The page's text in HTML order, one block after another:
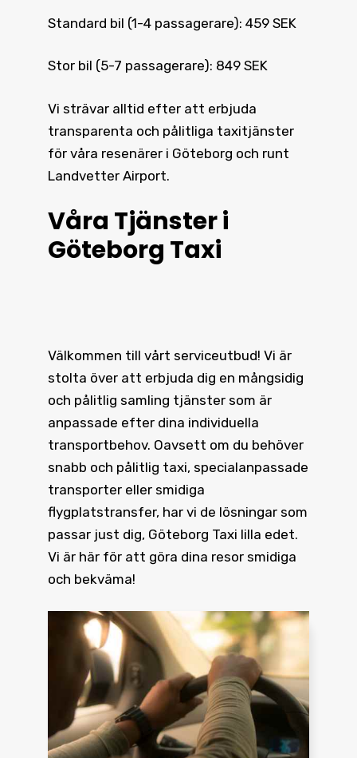
Standard bil (1-4 passagerare): 459 SEK
Stor bil (5-7 passagerare): 849 SEK
Vi strävar alltid efter att erbjuda
transparenta och pålitliga taxitjänster
för våra resenärer i Göteborg och runt
Landvetter Airport.
Våra Tjänster i
Göteborg Taxi
Välkommen till vårt serviceutbud! Vi är
stolta över att erbjuda dig en mångsidig
och pålitlig samling tjänster som är
anpassade efter dina individuella
transportbehov. Oavsett om du behöver
snabb och pålitlig taxi, specialanpassade
transporter eller smidiga
flygplatstransfer, har vi de lösningar som
passar just dig, Göteborg Taxi lilla edet.
Vi är här för att göra dina resor smidiga
och bekväma!